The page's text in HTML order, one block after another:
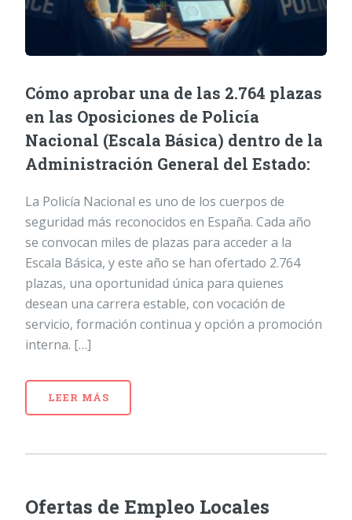
Cómo aprobar una de las 2.764 plazas
en las Oposiciones de Policía
Nacional (Escala Básica) dentro de la
Administración General del Estado:
La Policía Nacional es uno de los cuerpos de
seguridad más reconocidos en España. Cada año
se convocan miles de plazas para acceder a la
Escala Básica, y este año se han ofertado 2.764
plazas, una oportunidad única para quienes
desean una carrera estable, con vocación de
servicio, formación continua y opción a promoción
interna. […]
LEER MÁS
Ofertas de Empleo Locales